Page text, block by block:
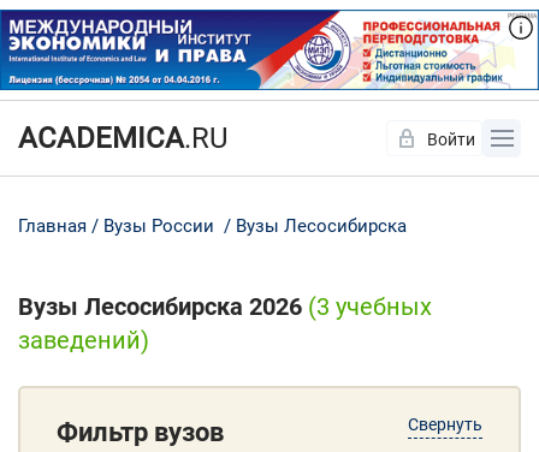
ACADEMICA.RU Войти
Главная Вузы России Вузы Лесосибирска
Вузы Лесосибирска 2026 (3 учебных
заведений)
Свернуть
Фильтр вузов
Да Нет